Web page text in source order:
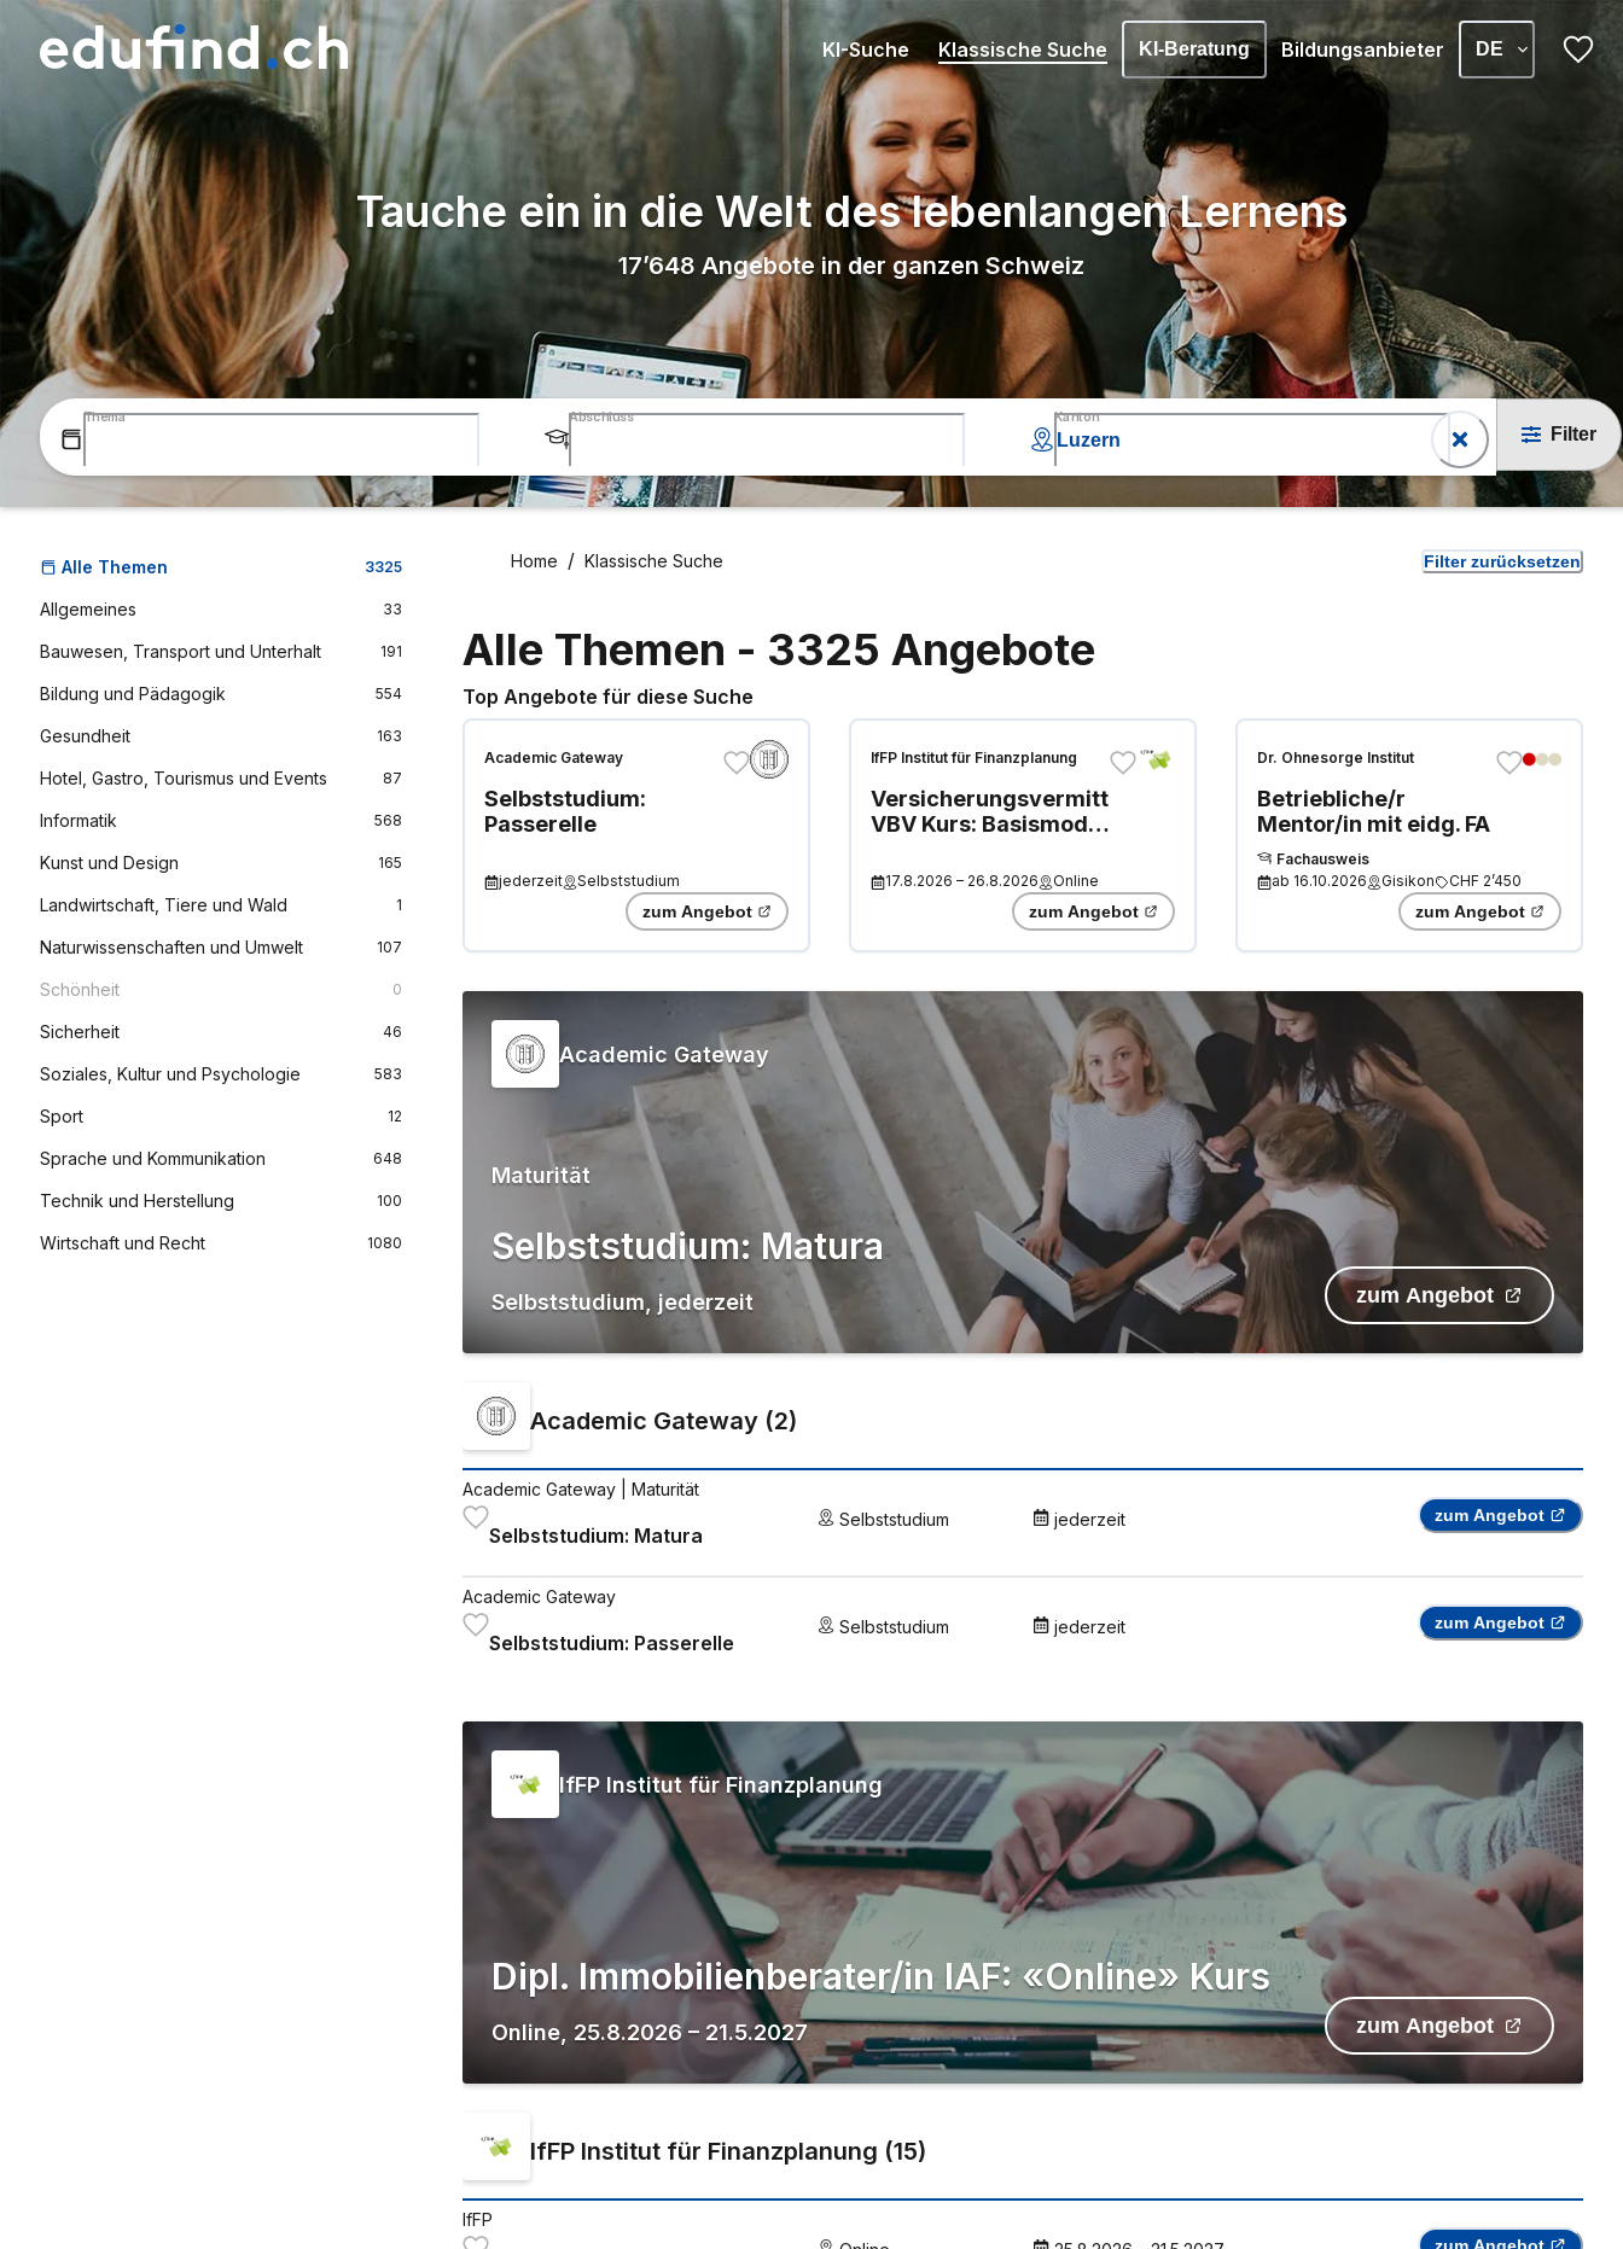
KI-Suche Klassische Suche KI-Beratung Bildungsanbieter DE
Tauche ein in die Welt des lebenlangen Lernens
17’648 Angebote in der ganzen Schweiz
Thema Abschluss Kanton
Filter
Alle Themen 3325
Allgemeines 33
Bauwesen, Transport und Unterhalt 191
Bildung und Pädagogik 554
Gesundheit 163
Hotel, Gastro, Tourismus und Events 87
Informatik 568
Kunst und Design 165
Landwirtschaft, Tiere und Wald 1
Naturwissenschaften und Umwelt 107
Schönheit 0
Sicherheit 46
Soziales, Kultur und Psychologie 583
Sport 12
Sprache und Kommunikation 648
Technik und Herstellung 100
Wirtschaft und Recht 1080
Home Klassische Suche Filter zurücksetzen
Alle Themen - 3325 Angebote
Top Angebote für diese Suche
Academic Gateway
Selbststudium:
Passerelle
jederzeit Selbststudium
zum Angebot
IfFP Institut für Finanzplanung
Versicherungsvermittler/in
VBV Kurs: Basismodul
"Generelle
Fähigkeiten und
17.8.2026 – 26.8.2026 Online
zum Angebot
Dr. Ohnesorge Institut
Betriebliche/r
Mentor/in mit eidg. FA
Fachausweis
ab 16.10.2026 Gisikon CHF 2’450
zum Angebot
Academic Gateway
Maturität
Selbststudium: Matura
Selbststudium ,jederzeit zum Angebot
Academic Gateway (2)
Academic Gateway | Maturität
Selbststudium: Matura
Selbststudium jederzeit zum Angebot
Academic Gateway
Selbststudium: Passerelle
Selbststudium jederzeit zum Angebot
IfFP Institut für Finanzplanung
Dipl. Immobilienberater/in IAF: «Online» Kurs
Online, 25.8.2026– 21.5.2027 zum Angebot
IfFP Institut für Finanzplanung (15)
IfFP